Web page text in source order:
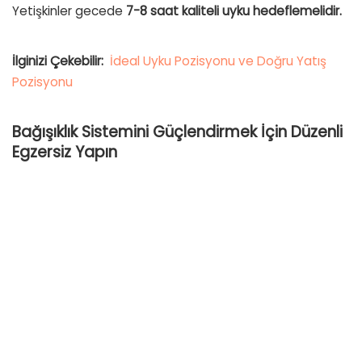
Yetişkinler gecede 7-8 saat kaliteli uyku hedeflemelidir.
İlginizi Çekebilir: İdeal Uyku Pozisyonu ve Doğru Yatış
Pozisyonu
Bağışıklık Sistemini Güçlendirmek İçin Düzenli
Egzersiz Yapın